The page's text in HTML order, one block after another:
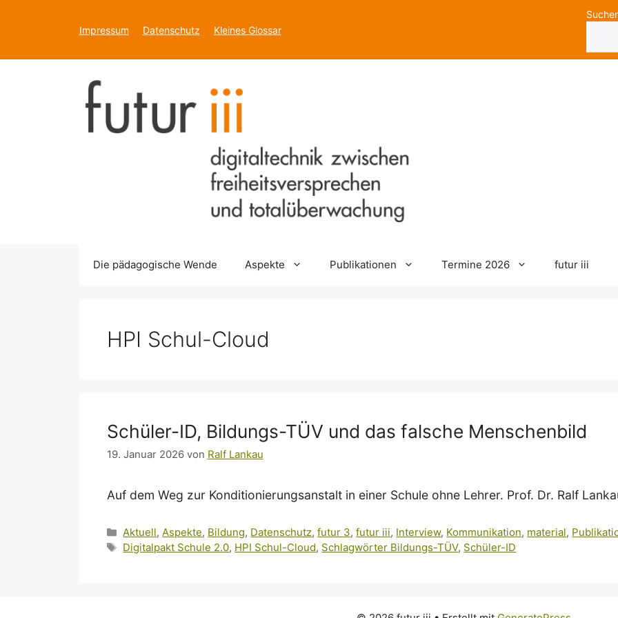
Impressum Datenschutz Kleines Glossar
Die pädagogische Wende Aspekte Publikationen Termine 2026 futur iii
HPI Schul-Cloud
Schüler-ID, Bildungs-TÜV und das falsche Menschenbild
19. Januar 2026 von Ralf Lankau
Auf dem Weg zur Konditionierungsanstalt in einer Schule ohne Lehrer. Prof. Dr. Ralf
Kategorien
Aktuell,Aspekte, Bildung, Datenschutz,futur 3,futur iii, Interview, Kommunikation, material,
Schlagwörter
Digitalpakt Schule 2.0, HPI Schul-Cloud, Schlagwörter Bildungs-TÜV, Schüler-ID